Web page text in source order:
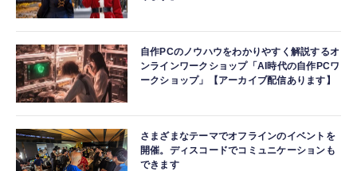
自作PCのノウハウをわかりやすく解説するオ
ンラインワークショップ「AI時代の自作PCワ
ークショップ」【アーカイブ配信あります】
さまざまなテーマでオフラインのイベントを
開催。ディスコードでコミュニケーションも
できます